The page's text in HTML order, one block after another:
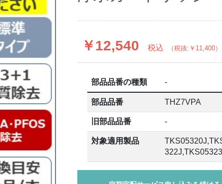
￥12,540 税込 （税抜:￥11,400）
部品品番の種類 -
部品品番 THZ7VPA
旧部品品番 -
対象適用製品